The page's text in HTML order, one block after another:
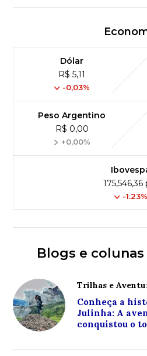
Dólar
R$ 5,11
-0,03%
Peso Argentino
R$ 0,00
+0,00%
175,546,36
-1.23%
Blogs e colunas
Trilhas e
Conheça a
Julinha: A
conquistou o